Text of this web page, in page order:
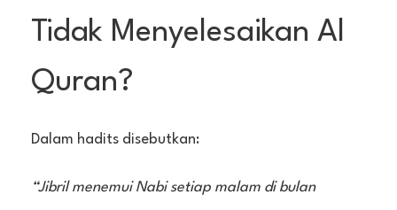
Tidak Menyelesaikan Al
Quran?
Dalam hadits disebutkan:
“Jibril menemui Nabi setiap malam di bulan